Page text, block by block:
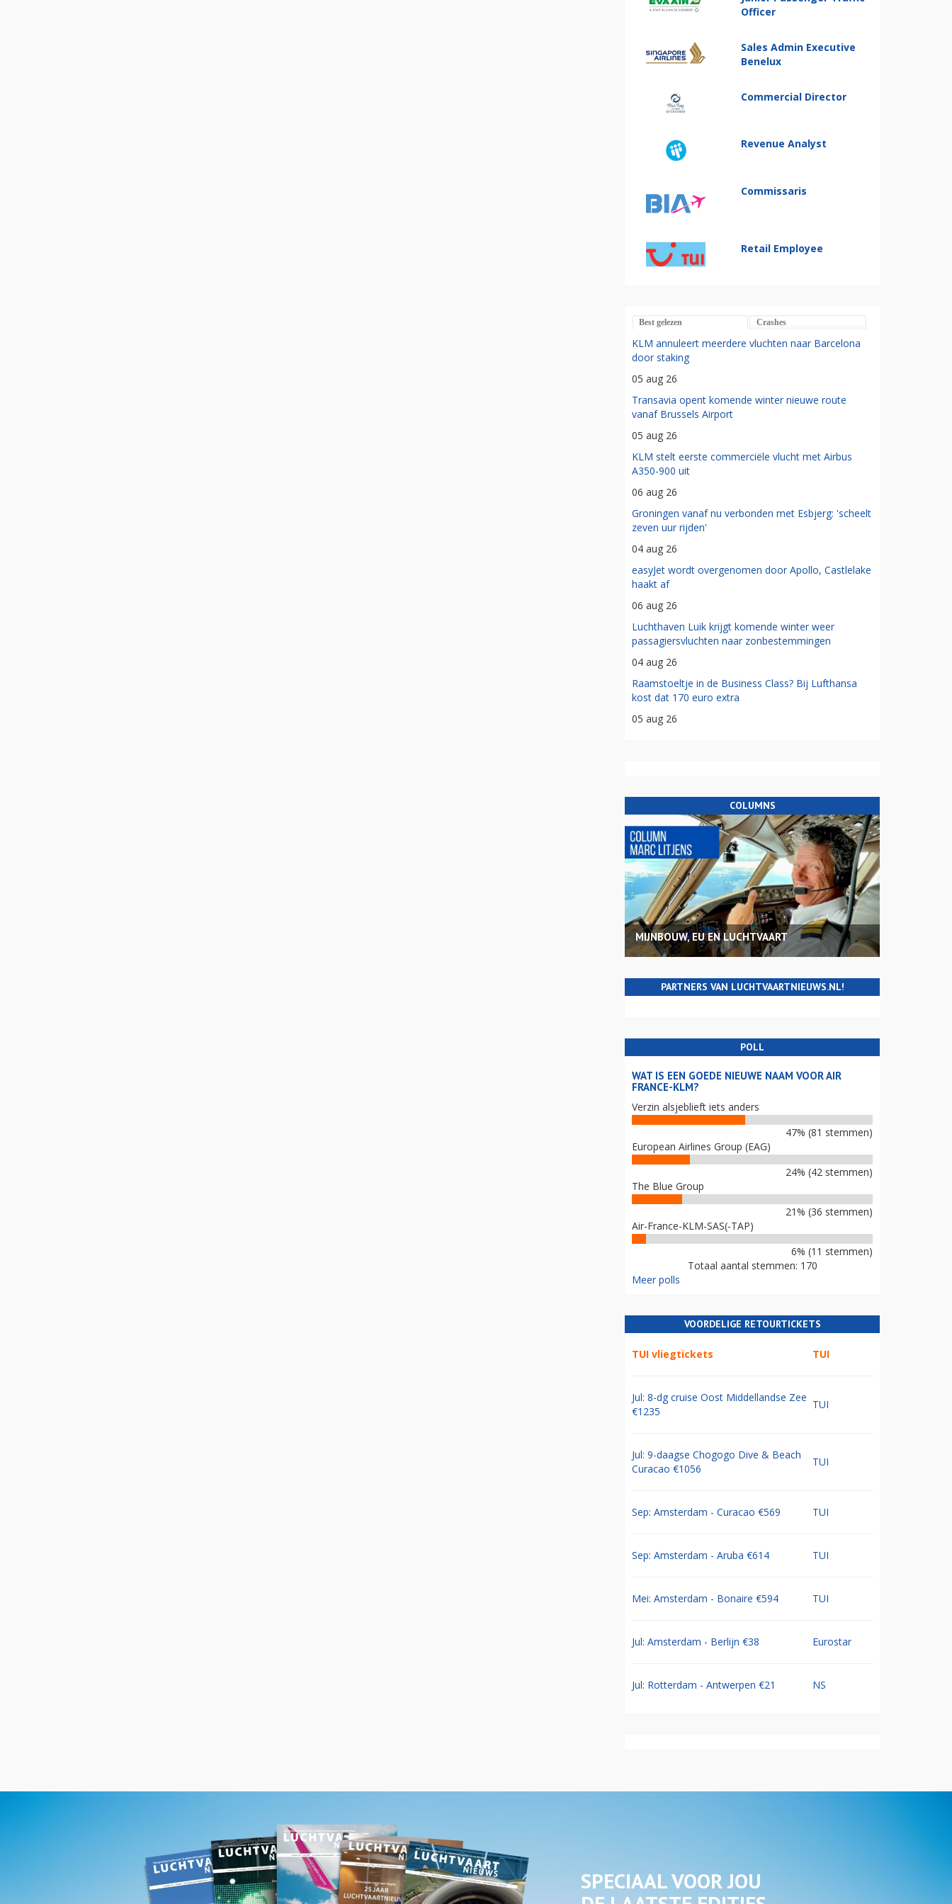
Officer
Sales Admin Executive
Benelux
Commercial Director
Revenue Analyst
Commissaris
Retail Employee
Best gelezen Crashes
KLM annuleert meerdere vluchten naar Barcelona
door staking
05 aug 26
Transavia opent komende winter nieuwe route
vanaf Brussels Airport
05 aug 26
KLM stelt eerste commerciële vlucht met Airbus
A350-900 uit
06 aug 26
Groningen vanaf nu verbonden met Esbjerg: 'scheelt
zeven uur rijden'
04 aug 26
easyJet wordt overgenomen door Apollo, Castlelake
haakt af
06 aug 26
Luchthaven Luik krijgt komende winter weer
passagiersvluchten naar zonbestemmingen
04 aug 26
Raamstoeltje in de Business Class? Bij Lufthansa
kost dat 170 euro extra
05 aug 26
COLUMNS
MIJNBOUW, EU EN LUCHTVAART
PARTNERS VAN LUCHTVAARTNIEUWS.NL!
POLL
WAT IS EEN GOEDE NIEUWE NAAM VOOR AIR
FRANCE-KLM?
Verzin alsjeblieft iets anders
47% (81 stemmen)
European Airlines Group (EAG)
24% (42 stemmen)
The Blue Group
21% (36 stemmen)
Air-France-KLM-SAS(-TAP)
6% (11 stemmen)
Totaal aantal stemmen: 170
Meer polls
VOORDELIGE RETOURTICKETS
TUI vliegtickets TUI
Jul: 8-dg cruise Oost Middellandse Zee
€1235
TUI
Jul: 9-daagse Chogogo Dive & Beach
Curacao €1056
TUI
Sep: Amsterdam - Curacao €569 TUI
Sep: Amsterdam - Aruba €614 TUI
Mei: Amsterdam - Bonaire €594 TUI
Jul: Amsterdam - Berlijn €38 Eurostar
Jul: Rotterdam - Antwerpen €21 NS
SPECIAAL VOOR JOU